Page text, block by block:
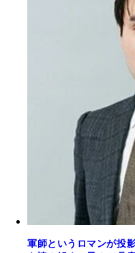
軍師というロマンが投